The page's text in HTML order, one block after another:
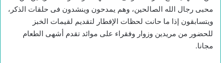
محبى رجال الله الصالحين، وهم يمدحون وينشدون فى حلقات الذكر،
ويتسابقون إذا ما حانت لحظات الإفطار لتقديم لقيمات الخبز
للحضور من مريدين وزوار وفقراء على موائد تقدم أشهى الطعام
مجانا.